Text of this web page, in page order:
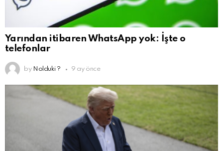
Yarından itibaren WhatsApp yok: İşte o
telefonlar
by Nolduki ? 9 ay önce